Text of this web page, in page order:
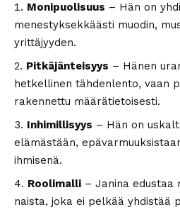
Monipuolisuus – Hän on
menestyksekkäästi muodin,
yrittäjyyden.
Pitkäjänteisyys – Hänen
hetkellinen tähdenlento, vaan
rakennettu määrätietoisesti.
Inhimillisyys – Hän on
elämästään,
ihmisenä.
Roolimalli – Janina edustaa
naista, joka ei pelkää yhdistää